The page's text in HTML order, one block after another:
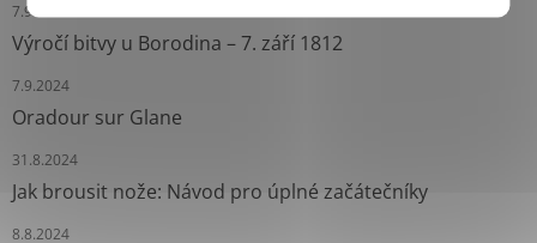
7.9.2024
Výročí bitvy u Borodina – 7. září 1812
7.9.2024
Oradour sur Glane
31.8.2024
Jak brousit nože: Návod pro úplné začátečníky
8.8.2024